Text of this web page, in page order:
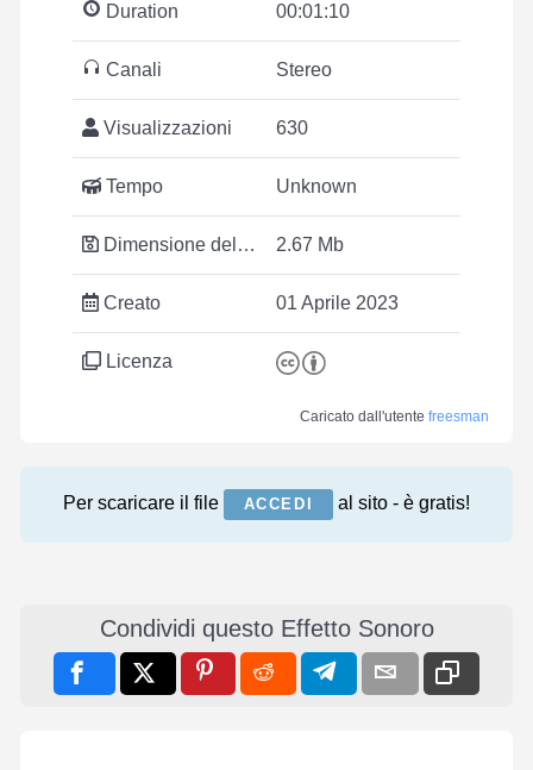
Duration 00:01:10
Canali Stereo
Visualizzazioni 630
Tempo Unknown
Dimensione del file 2.67 Mb
Creato 01 Aprile 2023
Licenza
Caricato dall'utente freesman
Per scaricare il file ACCEDI al sito - è gratis!
Condividi questo Effetto Sonoro